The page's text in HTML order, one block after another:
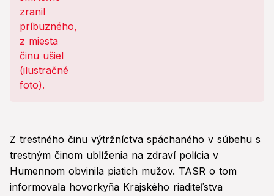
Z trestného činu výtržníctva spáchaného v súbehu s
trestným činom ublíženia na zdraví polícia v
Humennom obvinila piatich mužov. TASR o tom
informovala hovorkyňa Krajského riaditeľstva